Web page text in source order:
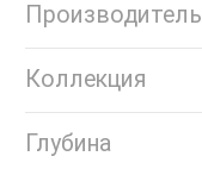
Производитель
Коллекция
Глубина